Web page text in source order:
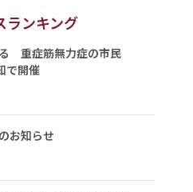
ランキング
重症筋無力症の市民
で開催
お知らせ